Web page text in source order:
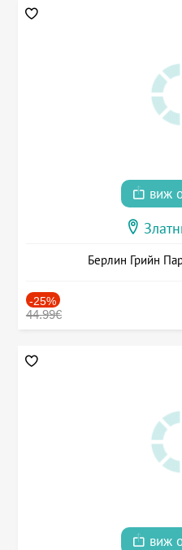
виж
Берлин Грийн
-25%
44.99€
виж